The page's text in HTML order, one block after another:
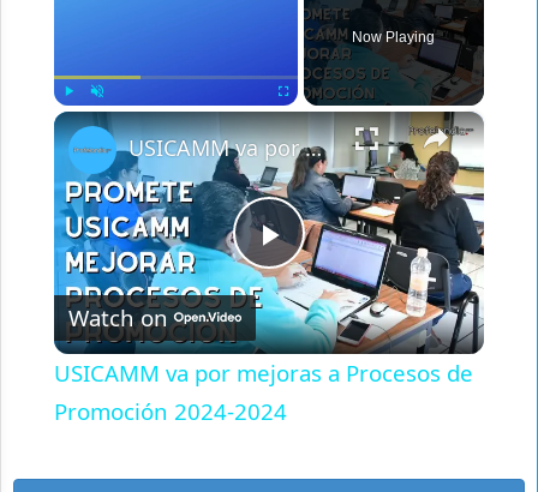
Unmute
Now Playing
×
Play
Video
USICAMM va por mejoras a Procesos de Promoción 2024-2024
Watch on
USICAMM va por mejoras a Procesos de
Promoción 2024-2024